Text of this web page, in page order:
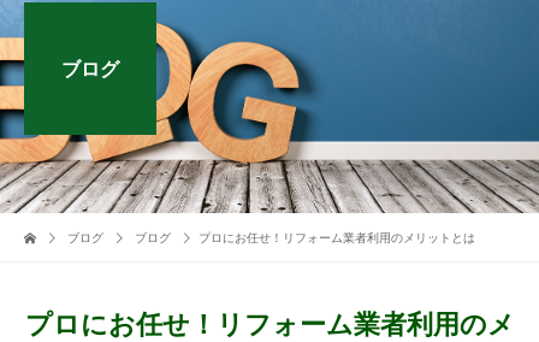
ブログ
ブログ ブログ プロにお任せ！リフォーム業者利用のメリットとは
プロにお任せ！リフォーム業者利用のメ